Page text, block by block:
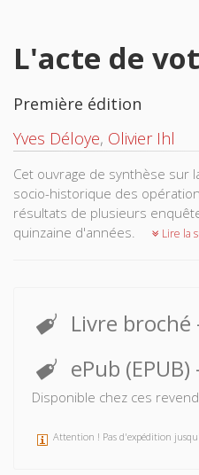
L'acte de
Première édition
Yves Déloye, Olivier Ihl
Cet ouvrage de synthèse sur
socio-historique des
résultats de plusieurs
quinzaine d'années.
Lire la
Livre broché
ePub (EPUB)
Disponible chez ces
Attention ! Pas d'expédition